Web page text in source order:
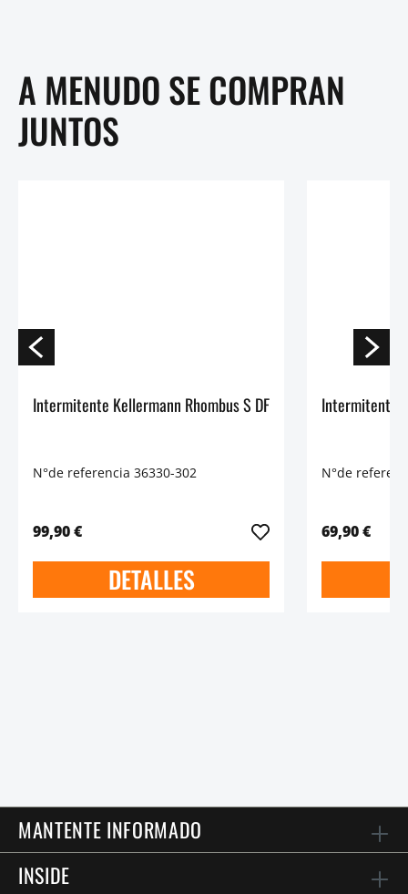
A MENUDO SE COMPRAN
JUNTOS
Intermitente Kellermann Rhombus S DF
N°de referencia 36330-302
99,90 €
DETALLES
Intermitente
N°de
69,90 €
MANTENTE INFORMADO
INSIDE